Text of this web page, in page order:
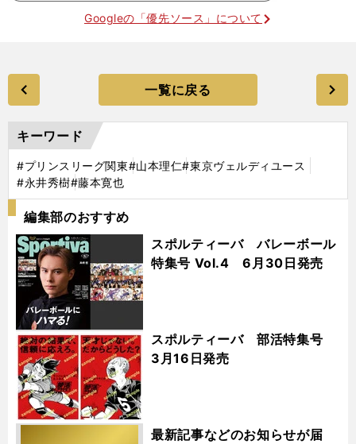
Googleの「優先ソース」について
一覧に戻る
キーワード
#プリンスリーグ関東#山本理仁#東京ヴェルディユース
#永井秀樹#藤本寛也
編集部のおすすめ
スポルティーバ バレーボール
特集号 Vol.4 6月30日発売
スポルティーバ 部活特集号
3月16日発売
最新記事などのお知らせが届